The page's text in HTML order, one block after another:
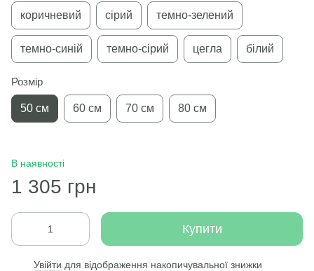
коричневий сірий темно-зелений
темно-синій темно-сірий цегла білий
Розмір
50 см 60 см 70 см 80 см
В наявності
1 305 грн
Купити
Увійти для відображення накопичувальної знижки